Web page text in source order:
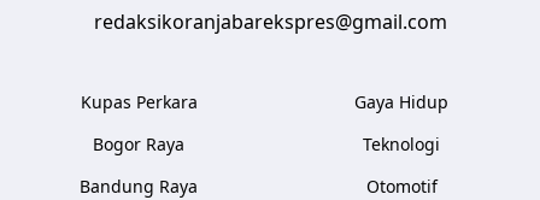
redaksikoranjabarekspres@gmail.com
Kupas Perkara
Bogor Raya
Bandung Raya
Gaya Hidup
Teknologi
Otomotif